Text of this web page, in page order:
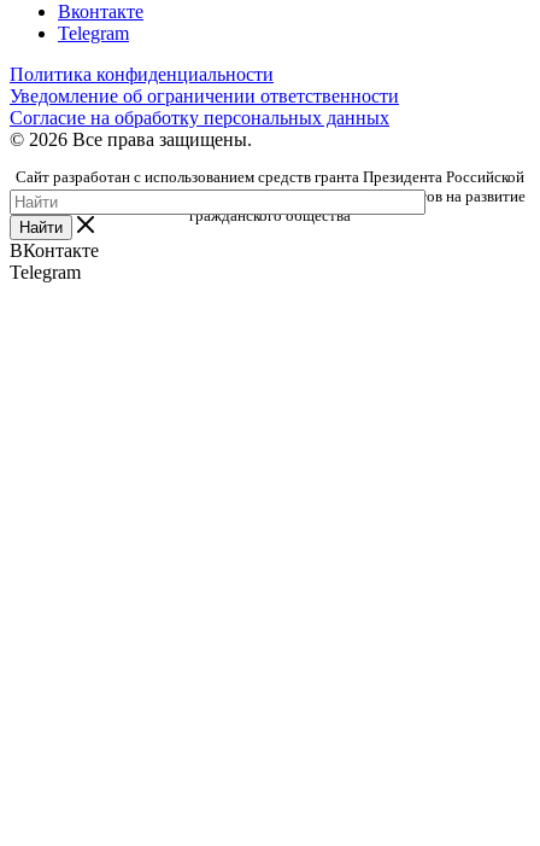
Вконтакте
Telegram
Политика конфиденциальности
Уведомление об ограничении ответственности
Согласие на обработку персональных данных
© 2026 Все права защищены.
Сайт разработан с использованием средств гранта Президента Российской
Федерации, предоставленного Фондом президентских грантов на развитие
гражданского общества
Найти
ВКонтакте
Telegram